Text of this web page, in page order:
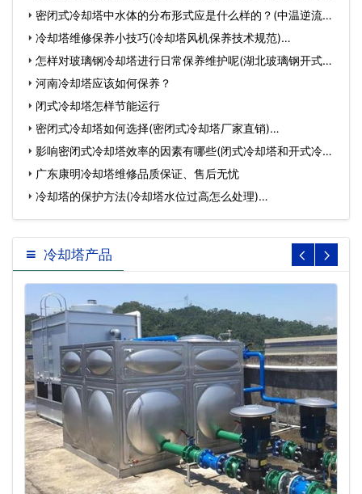
冷…密闭式冷却塔中水体的分布形式应是什么样的？(中温逆流式
方形…
冷却塔维修保养小技巧(冷却塔风机保养技术规范)…
怎样对玻璃钢冷却塔进行日常保养维护呢(湖北玻璃钢开式冷
却…河南冷却塔应该如何保养？
闭式冷却塔怎样节能运行
密闭式冷却塔如何选择(密闭式冷却塔厂家直销)…
影响密闭式冷却塔效率的因素有哪些(闭式冷却塔和开式冷却
塔…广东康明冷却塔维修品质保证、售后无忧
冷却塔的保护方法(冷却塔水位过高怎么处理)…
冷却塔产品